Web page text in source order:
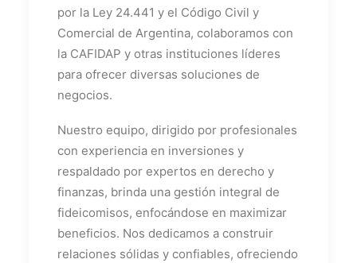
por la Ley 24.441 y el Código Civil y
Comercial de Argentina, colaboramos con
la CAFIDAP y otras instituciones líderes
para ofrecer diversas soluciones de
negocios.
Nuestro equipo, dirigido por profesionales
con experiencia en inversiones y
respaldado por expertos en derecho y
finanzas, brinda una gestión integral de
fideicomisos, enfocándose en maximizar
beneficios. Nos dedicamos a construir
relaciones sólidas y confiables, ofreciendo